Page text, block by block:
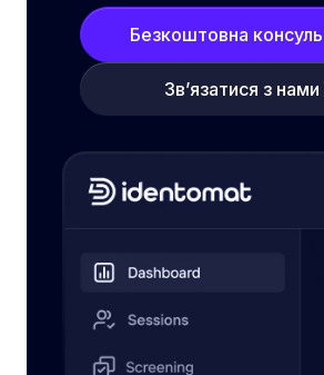
Безкоштовна
Зв’язатися з нами